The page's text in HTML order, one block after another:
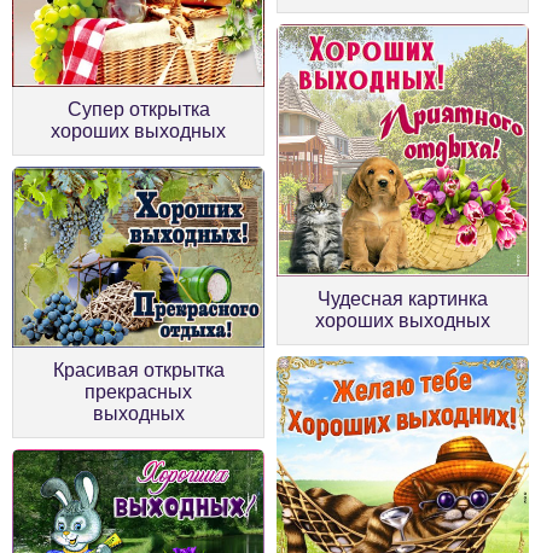
Супер открытка
хороших выходных
Красивая открытка
прекрасных
выходных
Чудесная картинка
хороших выходных